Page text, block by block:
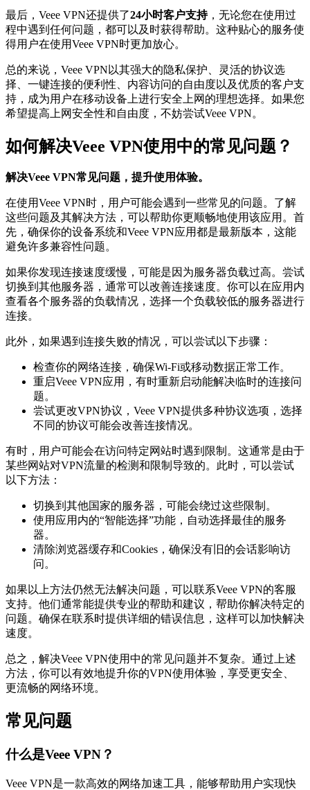
最后，Veee VPN还提供了24小时客户支持，无论您在使用过
程中遇到任何问题，都可以及时获得帮助。这种贴心的服务使
得用户在使用Veee VPN时更加放心。
总的来说，Veee VPN以其强大的隐私保护、灵活的协议选
择、一键连接的便利性、内容访问的自由度以及优质的客户支
持，成为用户在移动设备上进行安全上网的理想选择。如果您
希望提高上网安全性和自由度，不妨尝试Veee VPN。
如何解决Veee VPN使用中的常见问题？
解决Veee VPN常见问题，提升使用体验。
在使用Veee VPN时，用户可能会遇到一些常见的问题。了解
这些问题及其解决方法，可以帮助你更顺畅地使用该应用。首
先，确保你的设备系统和Veee VPN应用都是最新版本，这能
避免许多兼容性问题。
如果你发现连接速度缓慢，可能是因为服务器负载过高。尝试
切换到其他服务器，通常可以改善连接速度。你可以在应用内
查看各个服务器的负载情况，选择一个负载较低的服务器进行
连接。
此外，如果遇到连接失败的情况，可以尝试以下步骤：
检查你的网络连接，确保Wi-Fi或移动数据正常工作。
重启Veee VPN应用，有时重新启动能解决临时的连接问
题。
尝试更改VPN协议，Veee VPN提供多种协议选项，选择
不同的协议可能会改善连接情况。
有时，用户可能会在访问特定网站时遇到限制。这通常是由于
某些网站对VPN流量的检测和限制导致的。此时，可以尝试
以下方法：
切换到其他国家的服务器，可能会绕过这些限制。
使用应用内的“智能选择”功能，自动选择最佳的服务
器。
清除浏览器缓存和Cookies，确保没有旧的会话影响访
问。
如果以上方法仍然无法解决问题，可以联系Veee VPN的客服
支持。他们通常能提供专业的帮助和建议，帮助你解决特定的
问题。确保在联系时提供详细的错误信息，这样可以加快解决
速度。
总之，解决Veee VPN使用中的常见问题并不复杂。通过上述
方法，你可以有效地提升你的VPN使用体验，享受更安全、
更流畅的网络环境。
常见问题
什么是Veee VPN？
Veee VPN是一款高效的网络加速工具，能够帮助用户实现快